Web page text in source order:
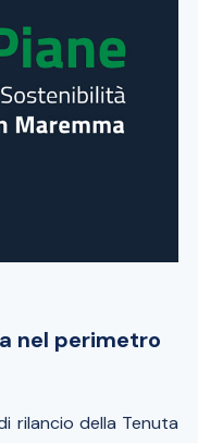
nel perimetro
rilancio della Tenuta